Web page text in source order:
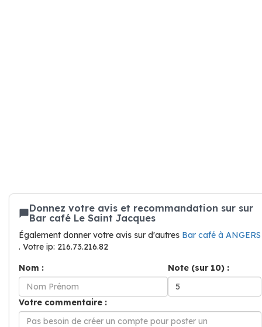
Donnez votre avis et recommandation sur sur
Bar café Le Saint Jacques
Également donner votre avis sur d'autres Bar café à ANGERS
. Votre ip: 216.73.216.82
Nom :
Note (sur 10) :
Votre commentaire :